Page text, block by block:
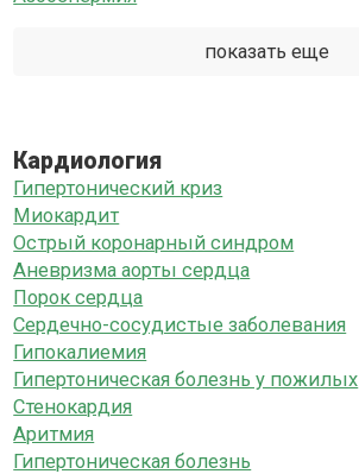
показать еще
Кардиология
Гипертонический криз
Миокардит
Острый коронарный синдром
Аневризма аорты сердца
Порок сердца
Сердечно-сосудистые заболевания
Гипокалиемия
Гипертоническая болезнь у пожилых
Стенокардия
Аритмия
Гипертоническая болезнь